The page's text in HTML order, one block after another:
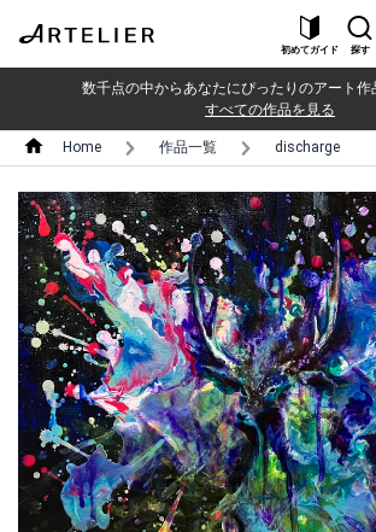
初めてガイド 探す
数千点の中からあなたにぴったりのアート作
すべての作品を見る
Home 作品一覧 discharge